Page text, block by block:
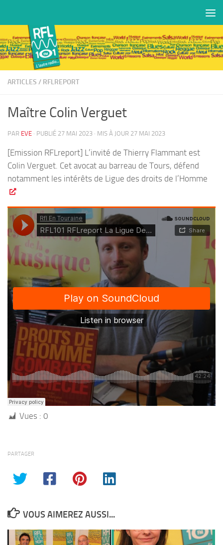
ARTICLES / RFLREPORT
Maître Colin Verguet
PAR EVE · PUBLIÉ 27 MAI 2023 · MIS À JOUR 27 MAI 2023
[Emission RFLreport] L’invité de Thierry Flammant est
Colin Verguet. Cet avocat au barreau de Tours, défend
notamment les intérêts de Ligue des droits de l’Homme
Vues : 0
PARTAGER
VOUS AIMEREZ AUSSI...